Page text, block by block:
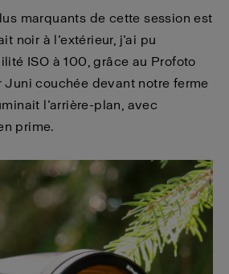
marquants de cette session est
noir à l’extérieur, j’ai pu
ISO à 100, grâce au Profoto
Juni couchée devant notre ferme
l’arrière-plan, avec
prime.